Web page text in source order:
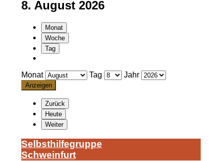
8. August 2026
Monat
Woche
Tag
Monat Tag Jahr
Zurück
Heute
Weiter
Selbst­hil­fe­grup­pe
Schwein­furt